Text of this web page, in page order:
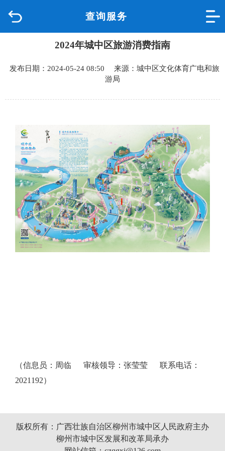
查询服务
新闻中心
政府信息公开
网上办事
互动回应
数据专题
2024年城中区旅游消费指南
发布日期：2024-05-24 08:50 来源：城中区文化体育广电和旅
游局
（信息员：周临 审核领导：张莹莹 联系电话：
2021192）
版权所有：广西壮族自治区柳州市城中区人民政府主办
柳州市城中区发展和改革局承办